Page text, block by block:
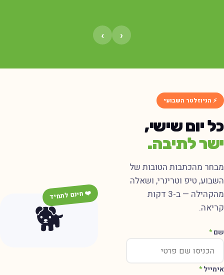
⚡ הניוזלטר השבועי
יום שישי,
לתיבה.
מהכתבות הטובות של
טיפ וטרינרי, ושאלה
מהקהילה — ב-3 דקות
*
*
🐕
❤️ חינם לתמיד